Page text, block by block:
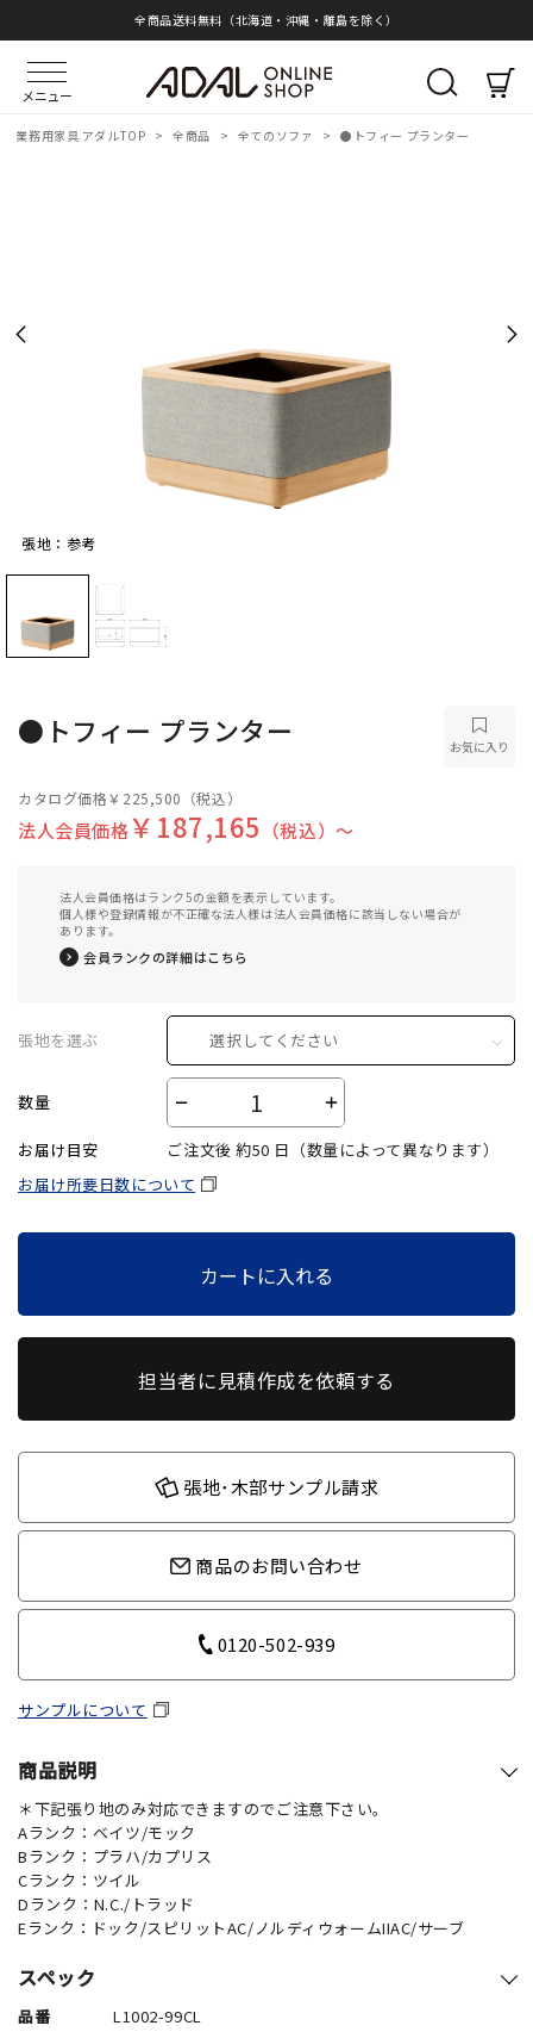
全商品送料無料（北海道・沖縄・離島を除く）
メニュー
業務用家具 アダルTOP > 全商品 > 全てのソファ > ●トフィー プランター
張地：参考
●トフィー プランター お気に入り
カタログ価格￥225,500 （税込）
法人会員価格￥187,165 （税込）〜
法人会員価格はランク5の金額を表示しています。
個人様や登録情報が不正確な法人様は法人会員価格に該当しない場合が
あります。
会員ランクの詳細はこちら
張地を選ぶ 選択してください
数量 － ＋
お届け目安 ご注文後 約50 日（数量によって異なります）
お届け所要日数について
カートに入れる
担当者に見積作成を依頼する
張地･木部サンプル請求
商品のお問い合わせ
0120-502-939
サンプルについて
商品説明
＊下記張り地のみ対応できますのでご注意下さい。
Aランク：ベイツ/モック
Bランク：プラハ/カプリス
Cランク：ツイル
Dランク：N.C./トラッド
Eランク：ドック/スピリットAC/ノルディウォームIIAC/サーブ
スペック
品番 L1002-99CL